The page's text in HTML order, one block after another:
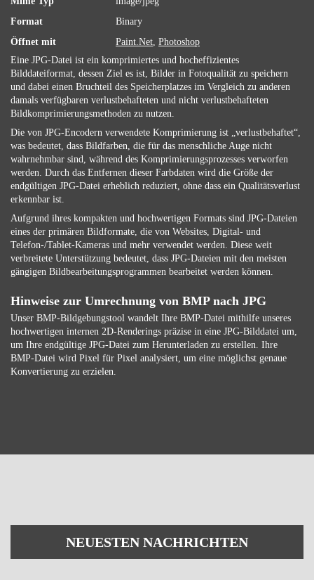
Format
Binary
Öffnet mit
Paint.Net, Photoshop
Eine JPG-Datei ist ein komprimiertes und hocheffizientes
Bilddateiformat, dessen Ziel es ist, Bilder in Fotoqualität zu speichern
und dabei einen Bruchteil des Speicherplatzes im Vergleich zu anderen
damals verfügbaren verlustbehafteten und nicht verlustbehafteten
Bildkomprimierungsmethoden zu nutzen.
Die von JPG-Encodern verwendete Komprimierung ist „verlustbehaftet“,
was bedeutet, dass Bildfarben, die für das menschliche Auge nicht
wahrnehmbar sind, während des Komprimierungsprozesses verworfen
werden. Durch das Entfernen dieser Farbdaten wird die Größe der
endgültigen JPG-Datei erheblich reduziert, ohne dass ein Qualitätsverlust
erkennbar ist.
Aufgrund ihres kompakten und hochwertigen Formats sind JPG-Dateien
eines der primären Bildformate, die von Websites, Digital- und
Telefon-/Tablet-Kameras und mehr verwendet werden. Diese weit
verbreitete Unterstützung bedeutet, dass JPG-Dateien mit den meisten
gängigen Bildbearbeitungsprogrammen bearbeitet werden können.
Hinweise zur Umrechnung von BMP nach JPG
Unser BMP-Bildgebungstool wandelt Ihre BMP-Datei mithilfe unseres
hochwertigen internen 2D-Renderings präzise in eine JPG-Bilddatei um,
um Ihre endgültige JPG-Datei zum Herunterladen zu erstellen. Ihre
BMP-Datei wird Pixel für Pixel analysiert, um eine möglichst genaue
Konvertierung zu erzielen.
NEUESTEN NACHRICHTEN